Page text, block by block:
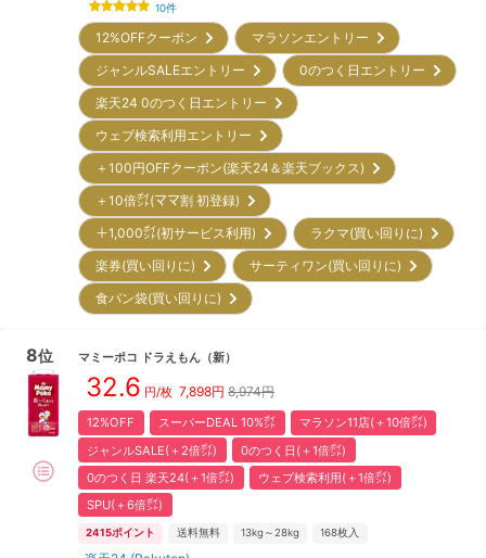
10件
12%OFFクーポン
マラソンエントリー
ジャンルSALEエントリー
0のつく日エントリー
楽天24 0のつく日エントリー
ウェブ検索利用エントリー
＋100円OFFクーポン(楽天24＆楽天ブックス)
＋10倍㌽(ママ割 初登録)
＋1,000㌽(初サービス利用)
ラクマ(買い回りに)
楽券(買い回りに)
サーティワン(買い回りに)
食パン袋(買い回りに)
8位 マミーポコ ドラえもん （新）
32.6 円/枚 7,898円 8,974円
12%OFF スーパーDEAL 10%㌽
マラソン11店(＋10倍㌽)
ジャンルSALE(＋2倍㌽)
0のつく日(＋1倍㌽)
0のつく日 楽天24(＋1倍㌽)
ウェブ検索利用(＋1倍㌽)
SPU(＋6倍㌽)
2415ポイント 送料無料 13kg～28kg 168枚入